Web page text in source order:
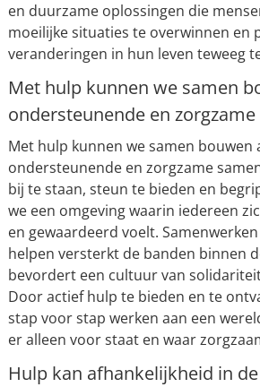
en duurzame oplossingen die
moeilijke situaties te overwinnen en
veranderingen in hun leven teweeg
Met hulp kunnen we samen
ondersteunende en
Met hulp kunnen we samen bouwen
ondersteunende en zorgzame
bij te staan, steun te bieden en
we een omgeving waarin iedereen
en gewaardeerd voelt.
helpen versterkt de banden binnen
bevordert een cultuur van
Door actief hulp te bieden en te
stap voor stap werken aan een
er alleen voor staat en waar
Hulp kan afhankelijkheid in